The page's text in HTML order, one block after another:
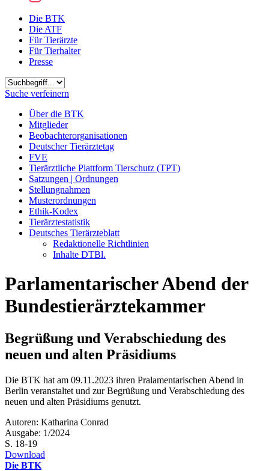
Die BTK
Die ATF
Für Tierärzte
Für Tierhalter
Presse
Suchbegriff
Suche verfeinern
Über die BTK
Mitglieder
Beobachterorganisationen
Deutscher Tierärztetag
FVE
Tierärztliche Plattform Tierschutz (TPT)
Satzungen | Ordnungen
Stellungnahmen
Musterordnungen
Ethik-Kodex
Tierärztestatistik
Deutsches Tierärzteblatt
Redaktionelle Richtlinien
Inhalte DTBl.
Parlamentarischer Abend der
Bundestierärztekammer
Begrüßung und Verabschiedung des
neuen und alten Präsidiums
Die BTK hat am 09.11.2023 ihren Pralamentarischen Abend in
Berlin veranstaltet und zur Begrüßung und Verabschiedung des
neuen und alten Präsidiums genutzt.
Autoren: Katharina Conrad
Ausgabe: 1/2024
S. 18-19
Download
Die BTK